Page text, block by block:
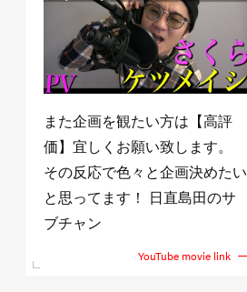
また企画を観たい方は【高評
価】宜しくお願い致します。
その反応で色々と企画決めたい
と思ってます！ 日直島田のサ
ブチャン
YouTube movie link